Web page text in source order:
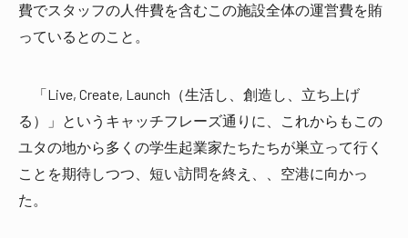
費でスタッフの人件費を含むこの施設全体の運営費を賄
っているとのこと。
「Live, Create, Launch（生活し、創造し、立ち上げ
る）」というキャッチフレーズ通りに、これからもこの
ユタの地から多くの学生起業家たちたちが巣立って行く
ことを期待しつつ、短い訪問を終え、、空港に向かっ
た。